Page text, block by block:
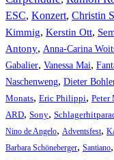
ESC, Konzert, Christin
Kimmig, Kerstin Ott,
Antony, Anna-Carina
Gabalier, Vanessa Mai,
Naschenweng, Dieter
Monats, Eric Philippi, Peter
ARD, Sony,
Nino de Angelo, Adventsfest,
Barbara Schöneberger, Santiano,